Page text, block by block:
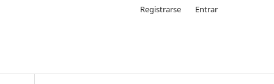
Registrarse Entrar